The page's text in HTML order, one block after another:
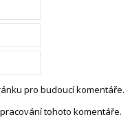
pro budoucí komentáře.
tohoto komentáře.